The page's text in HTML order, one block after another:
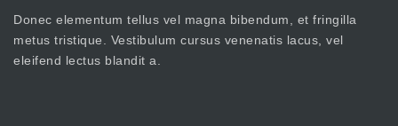
Donec elementum tellus vel magna bibendum, et fringilla
metus tristique. Vestibulum cursus venenatis lacus, vel
eleifend lectus blandit a.